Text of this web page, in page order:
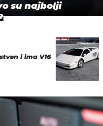
su najbolji
i ima V16